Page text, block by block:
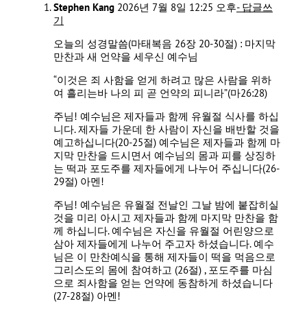
Stephen Kang 2026년 7월 8일 12:25 오후- 답글쓰
기
오늘의 성경말씀(마태복음 26장 20-30절) : 마지막
만찬과 새 언약을 세우신 예수님
“이것은 죄 사함을 얻게 하려고 많은 사람을 위하
여 흘리는바 나의 피 곧 언약의 피니라”(마26:28)
주님! 예수님은 제자들과 함께 유월절 식사를 하십
니다. 제자들 가운데 한 사람이 자신을 배반할 것을
예고하십니다(20-25절) 예수님은 제자들과 함께 마
지막 만찬을 드시면서 예수님의 몸과 피를 상징하
는 떡과 포도주를 제자들에게 나누어 주십니다(26-
29절) 아멘!
주님! 예수님은 유월절 전날인 그날 밤에 붙잡히실
것을 미리 아시고 제자들과 함께 마지막 만찬을 함
께 하십니다. 예수님은 자신을 유월절 어린양으로
삼아 제자들에게 나누어 주고자 하셨습니다. 예수
님은 이 만찬예식을 통해 제자들이 떡을 먹음으로
그리스도의 몸에 참여하고 (26절) , 포도주를 마심
으로 죄사함을 얻는 언약에 동참하게 하셨습니다
(27-28절) 아멘!